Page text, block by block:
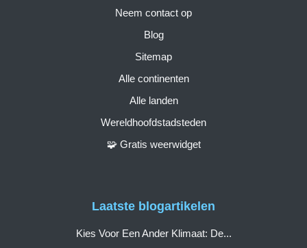
Neem contact op
Blog
Sitemap
Alle continenten
Alle landen
Wereldhoofdstadsteden
🧩 Gratis weerwidget
Laatste blogartikelen
Kies Voor Een Ander Klimaat: De...